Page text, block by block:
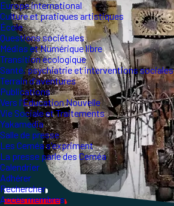
Europe international
Culture et pratiques artistiques
École
Questions sociétales
Médias et Numérique libre
Transition écologique
Santé, psychiatrie et interventions sociales
Terrain d'aventures
Publications
Vers l'Éducation Nouvelle
Vie Sociale et Traitements
Yakamedia
Salle de presse
Les Ceméa s'expriment
La presse parle des Ceméa
Calendrier
Adhérer
Rechercher
Accès membres